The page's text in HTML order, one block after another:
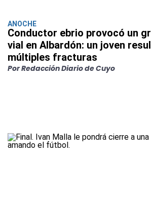
ANOCHE
Conductor ebrio provocó un
vial en Albardón: un joven
múltiples fracturas
Por Redacción Diario de Cuyo